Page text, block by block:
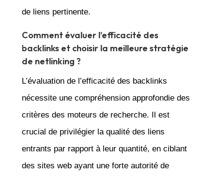
de liens pertinente.
Comment évaluer l’efficacité des
backlinks et choisir la meilleure stratégie
de netlinking ?
L’évaluation de l’efficacité des backlinks
nécessite une compréhension approfondie des
critères des moteurs de recherche. Il est
crucial de privilégier la qualité des liens
entrants par rapport à leur quantité, en ciblant
des sites web ayant une forte autorité de